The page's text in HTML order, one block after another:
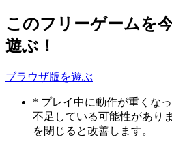
このフリーゲームを
遊ぶ！
ブラウザ版を遊ぶ
* プレイ中に動作が重くな
不足している可能性があり
を閉じると改善します。